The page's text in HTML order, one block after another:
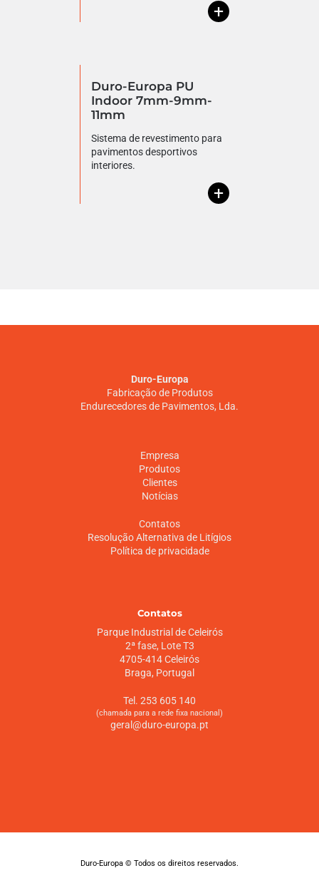
+
Duro-Europa PU
Indoor 7mm-9mm-
11mm
Sistema de revestimento para
pavimentos desportivos
interiores.
+
Duro-Europa
Fabricação de Produtos
Endurecedores de Pavimentos, Lda.
Empresa
Produtos
Clientes
Notícias
Contatos
Resolução Alternativa de Litígios
Política de privacidade
Contatos
Parque Industrial de Celeirós
2ª fase, Lote T3
4705-414 Celeirós
Braga, Portugal
Tel. 253 605 140
(chamada para a rede fixa nacional)
geral@duro-europa.pt
Duro-Europa © Todos os direitos reservados.